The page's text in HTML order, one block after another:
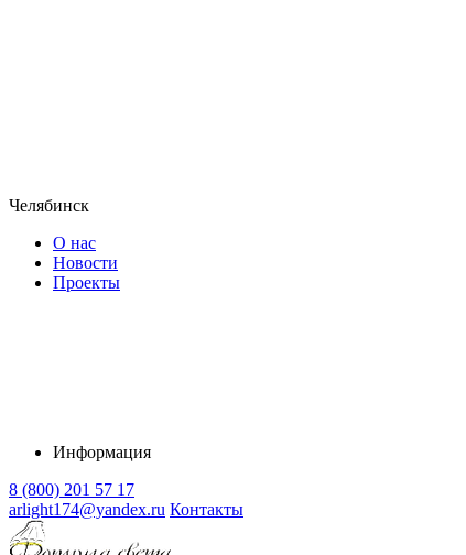
Челябинск
О нас
Новости
Проекты
Информация
8 (800) 201 57 17
arlight174@yandex.ru Контакты